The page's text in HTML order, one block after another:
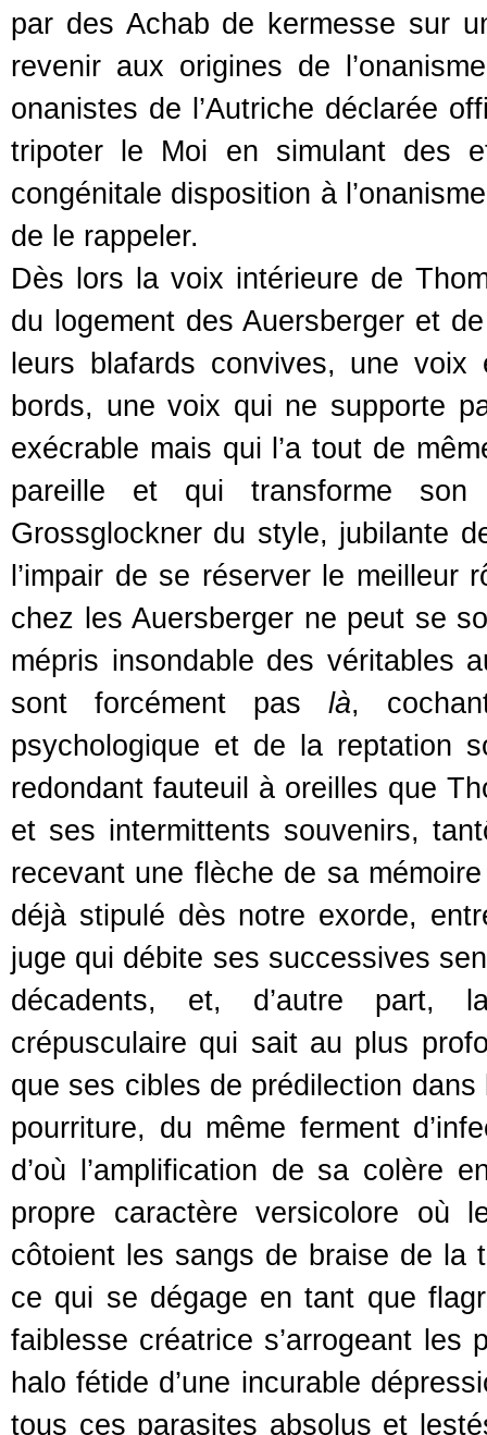
par des Achab de kermesse sur
revenir aux origines de
onanistes de l’Autriche déclarée
tripoter le Moi en simulant des
congénitale disposition à
de le rappeler.
Dès lors la voix intérieure de
du logement des Auersberger et
leurs blafards convives, une
bords, une voix qui ne supporte
exécrable mais qui l’a tout de
pareille et qui transforme son
Grossglockner du style, jubilante
l’impair de se réserver le meilleur
chez les Auersberger ne peut se
mépris insondable des véritables
sont forcément pas là,
psychologique et de la reptation
redondant fauteuil à oreilles que
et ses intermittents souvenirs,
recevant une flèche de sa
déjà stipulé dès notre exorde,
juge qui débite ses successives
décadents, et, d’autre part,
crépusculaire qui sait au plus
que ses cibles de prédilection
pourriture, du même ferment
d’où l’amplification de sa colère
propre caractère versicolore où
côtoient les sangs de braise de la
ce qui se dégage en tant que
faiblesse créatrice s’arrogeant les
halo fétide d’une incurable
tous ces parasites absolus et